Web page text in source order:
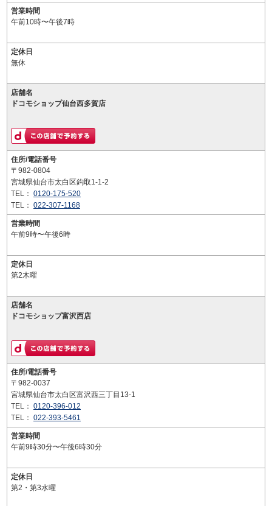
営業時間
午前10時〜午後7時
定休日
無休
店舗名
ドコモショップ仙台西多賀店
住所/電話番号
〒982-0804
宮城県仙台市太白区鈎取1-1-2
TEL： 0120-175-520
TEL： 022-307-1168
営業時間
午前9時〜午後6時
定休日
第2木曜
店舗名
ドコモショップ富沢西店
住所/電話番号
〒982-0037
宮城県仙台市太白区富沢西三丁目13-1
TEL： 0120-396-012
TEL： 022-393-5461
営業時間
午前9時30分〜午後6時30分
定休日
第2・第3水曜